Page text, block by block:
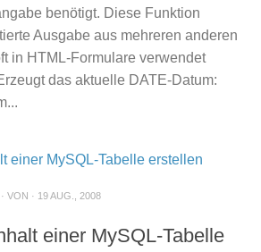
benötigt. Diese Funktion
Ausgabe aus mehreren anderen
in HTML-Formulare verwendet
das aktuelle DATE-Datum:
· VON · 19 AUG., 2008
einer MySQL-Tabelle